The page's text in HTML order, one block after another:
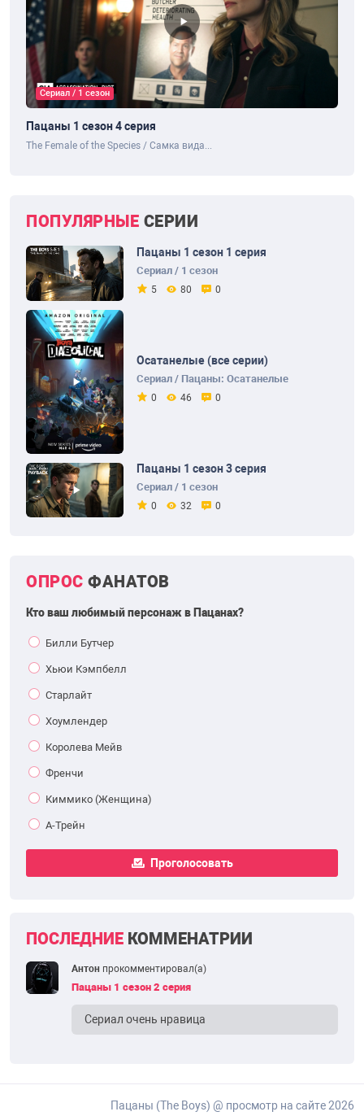
Сериал / 1 сезон
Пацаны 1 сезон 4 серия
The Female of the Species / Самка вида...
ПОПУЛЯРНЫЕ СЕРИИ
Пацаны 1 сезон 1 серия
Сериал / 1 сезон
5 80 0
Осатанелые (все серии)
Сериал / Пацаны: Осатанелые
0 46 0
Пацаны 1 сезон 3 серия
Сериал / 1 сезон
0 32 0
ОПРОС ФАНАТОВ
Кто ваш любимый персонаж в Пацанах?
Билли Бутчер
Хьюи Кэмпбелл
Старлайт
Хоумлендер
Королева Мейв
Френчи
Киммико (Женщина)
А-Трейн
Проголосовать
ПОСЛЕДНИЕ КОММЕНАТРИИ
Антон прокомментировал(а)
Пацаны 1 сезон 2 серия
Сериал очень нравица
Пацаны (The Boys) @ просмотр на сайте 2026